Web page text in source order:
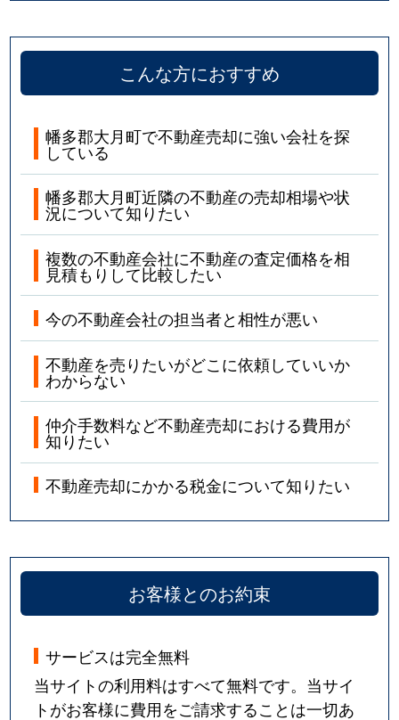
こんな方におすすめ
幡多郡大月町で不動産売却に強い会社を探
している
幡多郡大月町近隣の不動産の売却相場や状
況について知りたい
複数の不動産会社に不動産の査定価格を相
見積もりして比較したい
今の不動産会社の担当者と相性が悪い
不動産を売りたいがどこに依頼していいか
わからない
仲介手数料など不動産売却における費用が
知りたい
不動産売却にかかる税金について知りたい
お客様とのお約束
サービスは完全無料
当サイトの利用料はすべて無料です。当サイ
トがお客様に費用をご請求することは一切あ